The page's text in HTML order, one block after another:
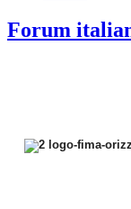
Forum